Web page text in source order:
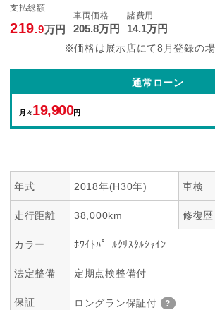
支払総額
219.9万円
車両価格
205.8万円
諸費用
14.1万円
※価格は展示店にて8月登録の
通常ローン
月々19,900円
年式 2018年(H30年) 車検
走行距離 38,000km 修復歴
カラー ﾎﾜｲﾄﾊﾟｰﾙｸﾘｽﾀﾙｼｬｲﾝ
法定整備 定期点検整備付
保証 ロングラン保証付